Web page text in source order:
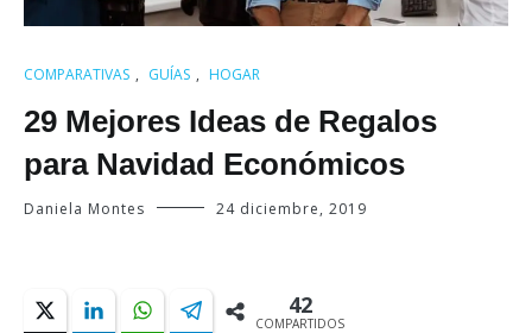
COMPARATIVAS , GUÍAS , HOGAR
29 Mejores Ideas de Regalos
para Navidad Económicos
Daniela Montes 24 diciembre, 2019
42
COMPARTIDOS